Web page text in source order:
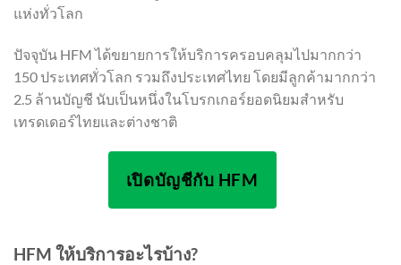
แห่งทั่วโลก
ปัจจุบัน HFM ได้ขยายการให้บริการครอบคลุมไปมากกว่า
150 ประเทศทั่วโลก รวมถึงประเทศไทย โดยมีลูกค้ามากกว่า
2.5 ล้านบัญชี นับเป็นหนึ่งในโบรกเกอร์ยอดนิยมสำหรับ
เทรดเดอร์ไทยและต่างชาติ
เปิดบัญชีกับ HFM
HFM ให้บริการอะไรบ้าง?